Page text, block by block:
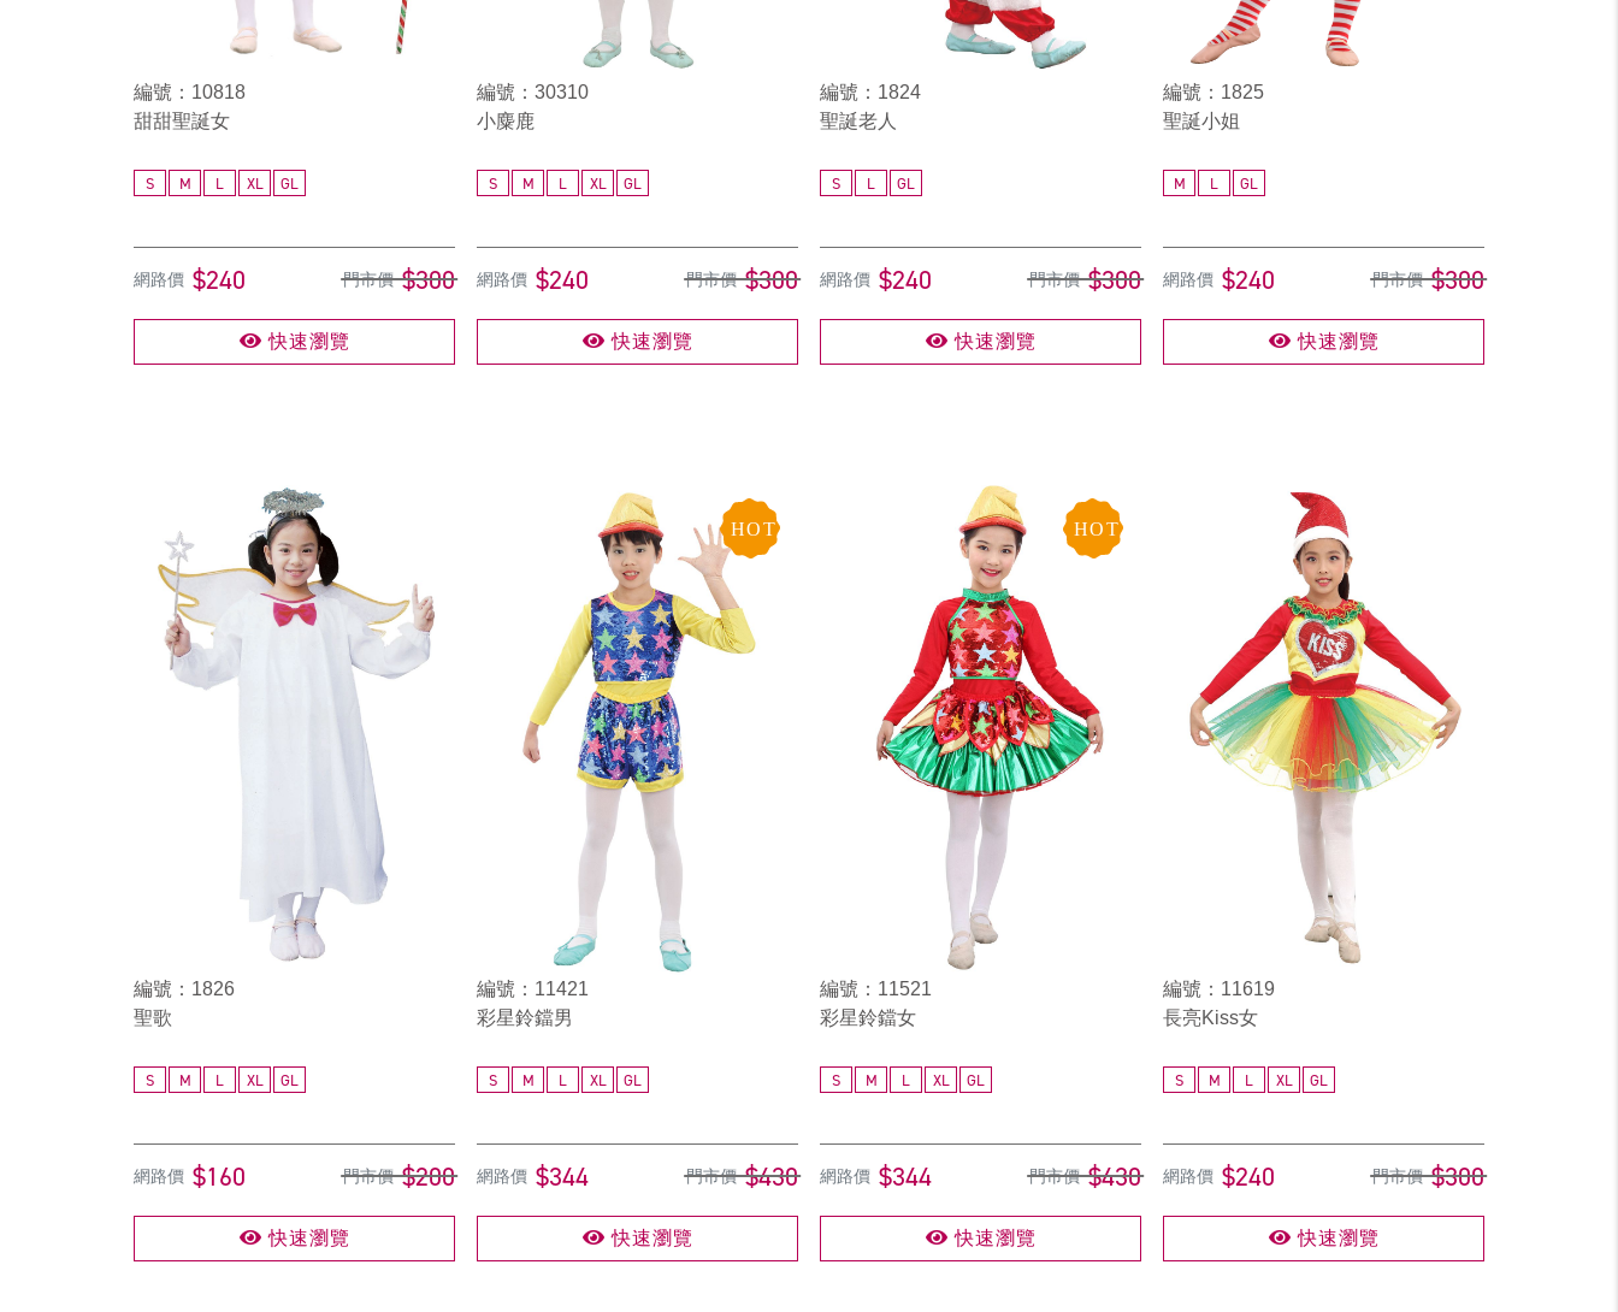
編號：10818
甜甜聖誕女
S M L XL GL
網路價 $240 門市價 $300
快速瀏覽
編號：30310
小麋鹿
S M L XL GL
網路價 $240 門市價 $300
快速瀏覽
編號：1824
聖誕老人
S L GL
網路價 $240 門市價 $300
快速瀏覽
編號：1825
聖誕小姐
M L GL
網路價 $240 門市價 $300
快速瀏覽
編號：1826
聖歌
S M L XL GL
網路價 $160 門市價 $200
快速瀏覽
編號：11421
彩星鈴鐺男
S M L XL GL
網路價 $344 門市價 $430
快速瀏覽
編號：11521
彩星鈴鐺女
S M L XL GL
網路價 $344 門市價 $430
快速瀏覽
編號：11619
長亮Kiss女
S M L XL GL
網路價 $240 門市價 $300
快速瀏覽